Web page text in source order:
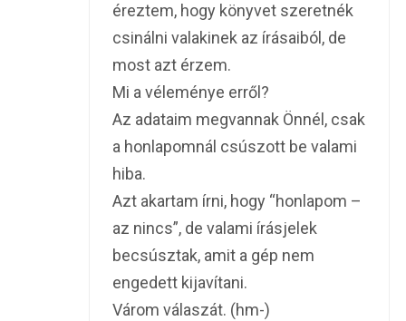
éreztem, hogy könyvet szeretnék
csinálni valakinek az írásaiból, de
most azt érzem.
Mi a véleménye erről?
Az adataim megvannak Önnél, csak
a honlapomnál csúszott be valami
hiba.
Azt akartam írni, hogy “honlapom –
az nincs”, de valami írásjelek
becsúsztak, amit a gép nem
engedett kijavítani.
Várom válaszát. (hm-)